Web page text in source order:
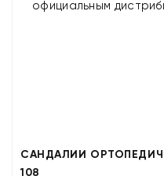
САНДАЛИИ
108